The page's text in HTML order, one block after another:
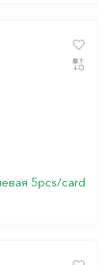
5pcs/card